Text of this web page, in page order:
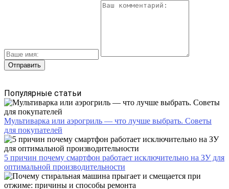
Популярные статьи
Мультиварка или аэрогриль — что лучше выбрать. Советы
для покупателей
5 причин почему смартфон работает исключительно на ЗУ для
оптимальной производительности